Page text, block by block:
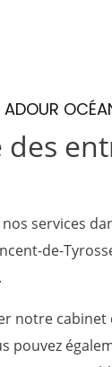
ADOUR
des
services
de-
.
notre
pouvez